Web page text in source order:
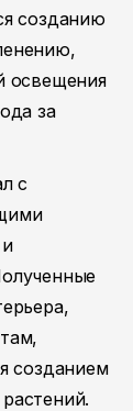
созданию
освещения
за
с
созданием